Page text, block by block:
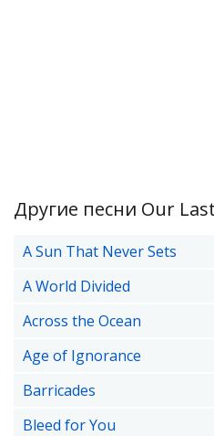
Другие песни Our
A Sun That Never Sets
A World Divided
Across the Ocean
Age of Ignorance
Barricades
Bleed for You